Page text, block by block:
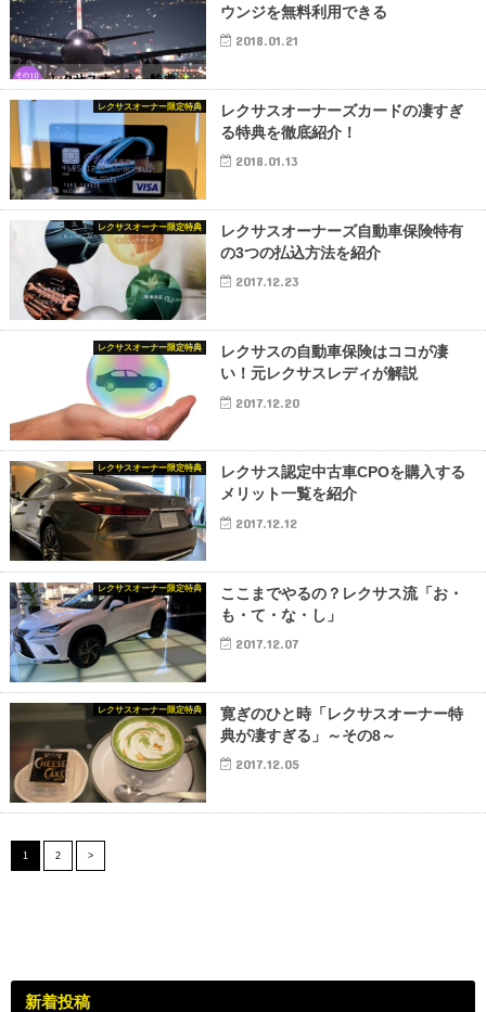
ウンジを無料利用できる
2018.01.21
レクサスオーナー限定特典
レクサスオーナーズカードの凄すぎ
る特典を徹底紹介！
2018.01.13
レクサスオーナー限定特典
レクサスオーナーズ自動車保険特有
の3つの払込方法を紹介
2017.12.23
レクサスオーナー限定特典
レクサスの自動車保険はココが凄
い！元レクサスレディが解説
2017.12.20
レクサスオーナー限定特典
レクサス認定中古車CPOを購入する
メリット一覧を紹介
2017.12.12
レクサスオーナー限定特典
ここまでやるの？レクサス流「お・
も・て・な・し」
2017.12.07
レクサスオーナー限定特典
寛ぎのひと時「レクサスオーナー特
典が凄すぎる」～その8～
2017.12.05
1 2 >
新着投稿